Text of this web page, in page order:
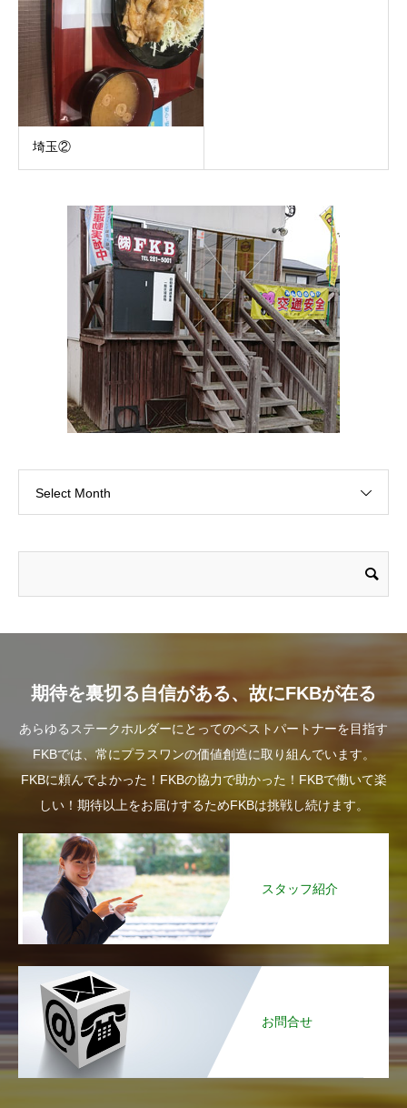
埼玉②
Select Month
期待を裏切る自信がある、故にFKBが在る
あらゆるステークホルダーにとってのベストパートナーを目指す
FKBでは、常にプラスワンの価値創造に取り組んでいます。
FKBに頼んでよかった！FKBの協力で助かった！FKBで働いて楽
しい！期待以上をお届けするためFKBは挑戦し続けます。
スタッフ紹介
お問合せ